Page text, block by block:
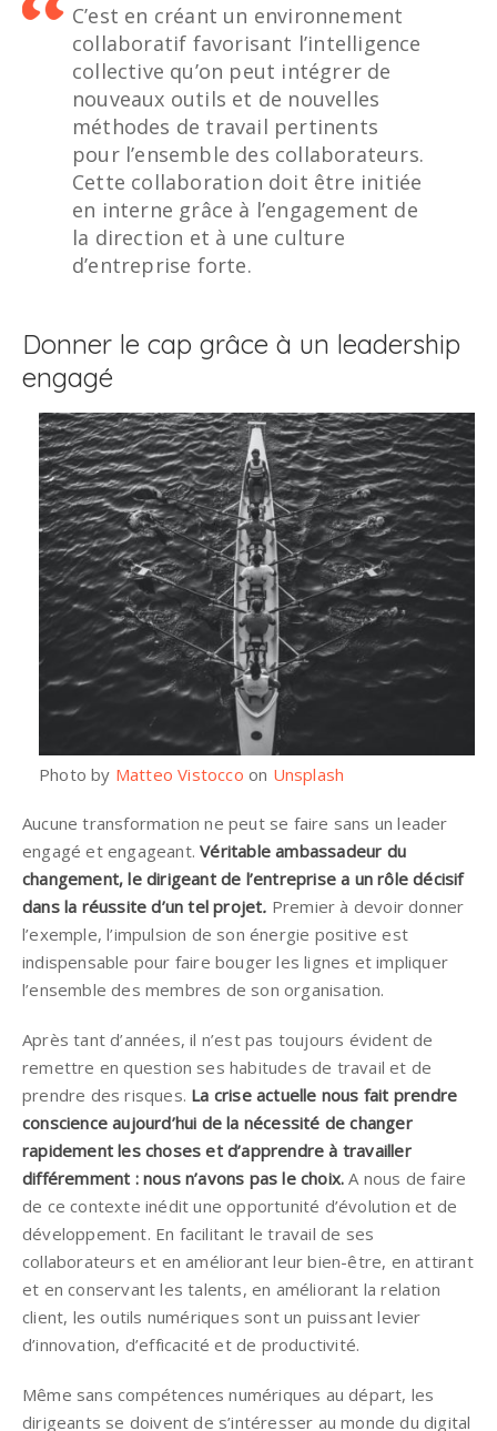
C’est en créant un environnement
collaboratif favorisant l’intelligence
collective qu’on peut intégrer de
nouveaux outils et de nouvelles
méthodes de travail pertinents
pour l’ensemble des collaborateurs.
Cette collaboration doit être initiée
en interne grâce à l’engagement de
la direction et à une culture
d’entreprise forte.
Donner le cap grâce à un leadership
engagé
Photo by Matteo Vistocco on Unsplash
Aucune transformation ne peut se faire sans un leader
engagé et engageant.Véritable ambassadeur du
changement, le dirigeant de l’entreprise a un rôle décisif
dans la réussite d’un tel projet. Premier à devoir donner
l’exemple, l’impulsion de son énergie positive est
indispensable pour faire bouger les lignes et impliquer
l’ensemble des membres de son organisation.
Après tant d’années, il n’est pas toujours évident de
remettre en question ses habitudes de travail et de
prendre des risques. La crise actuelle nous fait prendre
conscience aujourd’hui de la nécessité de changer
rapidement les choses et d’apprendre à travailler
différemment : nous n’avons pas le choix.A nous de faire
de ce contexte inédit une opportunité d’évolution et de
développement. En facilitant le travail de ses
collaborateurs et en améliorant leur bien-être, en attirant
et en conservant les talents, en améliorant la relation
client, les outils numériques sont un puissant levier
d’innovation, d’efficacité et de productivité.
Même sans compétences numériques au départ, les
dirigeants se doivent de s’intéresser au monde du digital